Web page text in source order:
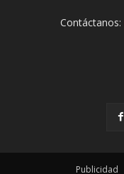
Contáctanos:
Publicidad